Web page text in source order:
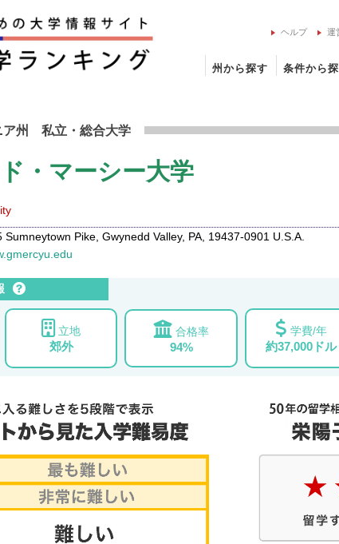
ヘルプ 運
州から探す 条件から
ア州私立 ・総合大学
・マーシー大学
Pike, Gwynedd Valley, PA, 19437-0901 U.S.A.
立地
郊外
合格率
94%
学費/年
約37,000ドル